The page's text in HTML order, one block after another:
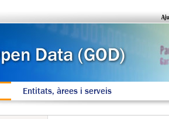
Entitats, àrees i serveis